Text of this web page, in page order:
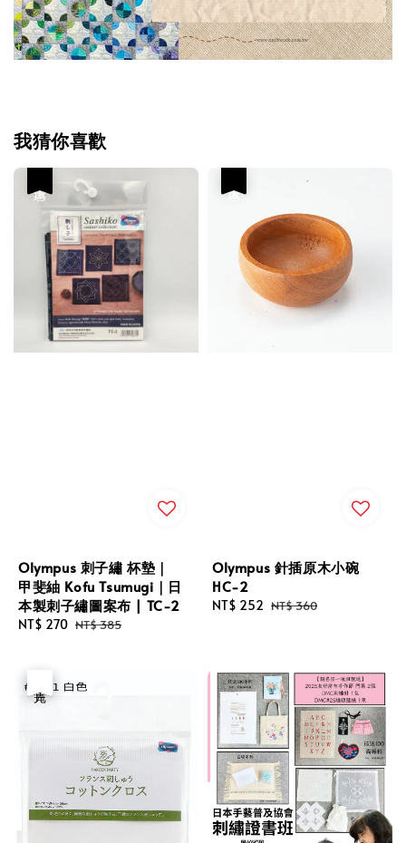
我猜你喜歡
Olympus 刺子繡 杯墊｜
甲斐紬 Kofu Tsumugi｜日
本製刺子繡圖案布 | TC-2
Sale
NT$ 270 Regular
NT$ 385
Olympus 針插原木小碗
HC-2
Sale
NT$ 252 Regular
NT$ 360